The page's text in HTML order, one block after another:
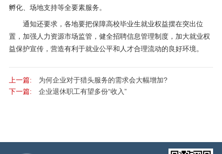
孵化、场地支持等全要素服务。
通知还要求，各地要把保障高校毕业生就业权益摆在突出位
置，加强人力资源市场监管，健全招聘信息管理制度，加大就业权
益保护宣传，营造有利于就业公平和人才合理流动的良好环境。
上一篇:
为何企业对于猎头服务的需求会大幅增加?
下一篇:
企业退休职工有望多份“收入”